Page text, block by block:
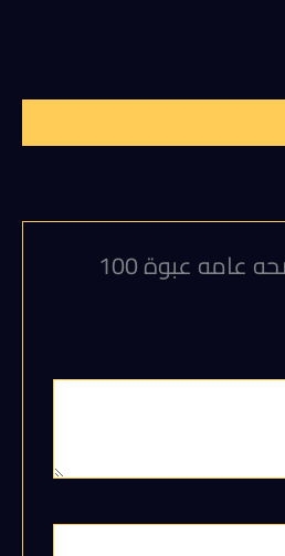
كن أول من يقيم “لمبادا اكسترا 10% (لمبادا سيهالوثرين 10% )فعال في مكافحة البق، الناموس، الحشرات المنزلية مرخص صحه عامه عبوة 100